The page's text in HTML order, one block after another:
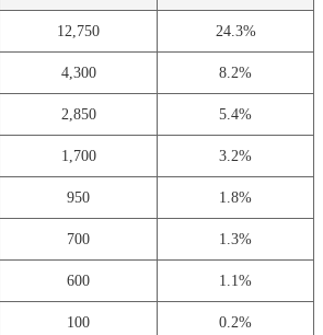
12,750 24.3%
4,300 8.2%
2,850 5.4%
1,700 3.2%
950 1.8%
700 1.3%
600 1.1%
100 0.2%